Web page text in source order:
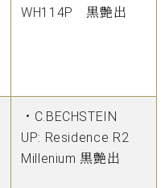
WH114P 黒艶出
・C.BECHSTEIN
UP: Residence R2
Millenium 黒艶出